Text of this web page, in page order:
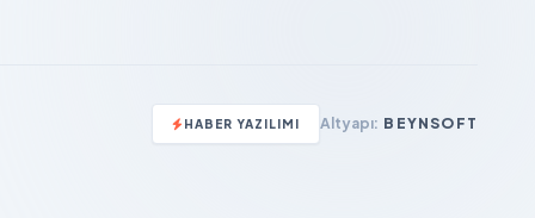
HABER YAZILIMI Altyapı: BEYNSOFT